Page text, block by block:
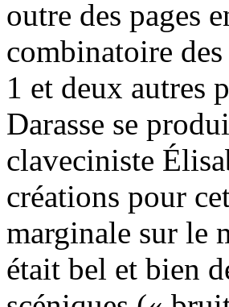
outre des pages
combinatoire
1 et deux autres
Darasse se
claveciniste
créations pour
marginale sur le
était bel et bien